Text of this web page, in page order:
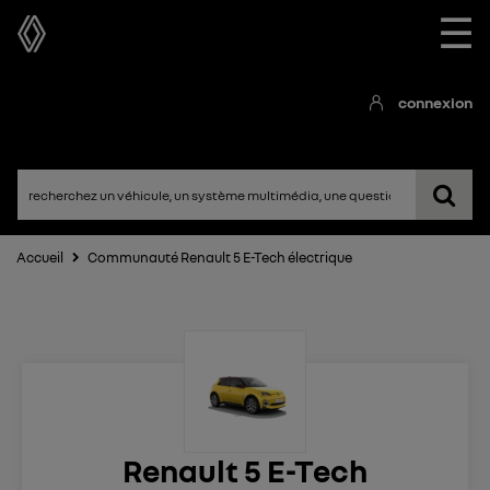
☰
connexion
Accueil Communauté Renault 5 E-Tech électrique
Renault 5 E-Tech